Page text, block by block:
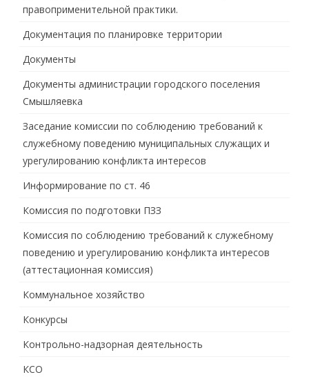
правоприменительной практики.
Документация по планировке территории
Документы
Документы администрации городского поселения
Смышляевка
Заседание комиссии по соблюдению требований к
служебному поведению муниципальных служащих и
урегулированию конфликта интересов
Информирование по ст. 46
Комиссия по подготовки ПЗЗ
Комиссия по соблюдению требований к служебному
поведению и урегулированию конфликта интересов
(аттестационная комиссия)
Коммунальное хозяйство
Конкурсы
Контрольно-надзорная деятельность
КСО